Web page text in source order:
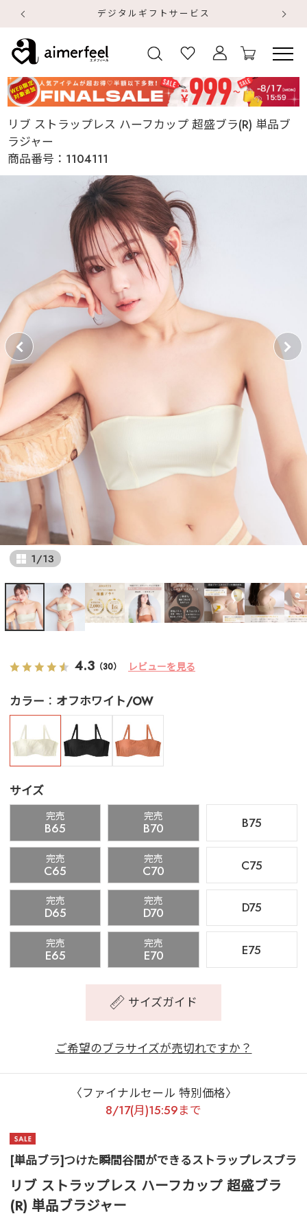
デジタルギフトサービス
リブ ストラップレス ハーフカップ 超盛ブラ(R) 単品ブ
ラジャー
商品番号： 1104111
1/13
4.3 （30） レビューを見る
カラー オフホワイト/OW
サイズ
完売
B65
完売
B70 B75
完売
C65
完売
C70 C75
完売
D65
完売
D70 D75
完売
E65
完売
E70 E75
サイズガイド
ご希望のブラサイズが売切れですか？
〈ファイナルセール 特別価格〉
8/17(月)15:59まで
[単品ブラ]つけた瞬間谷間ができるストラップレスブラ
リブ ストラップレス ハーフカップ 超盛ブラ
(R) 単品ブラジャー